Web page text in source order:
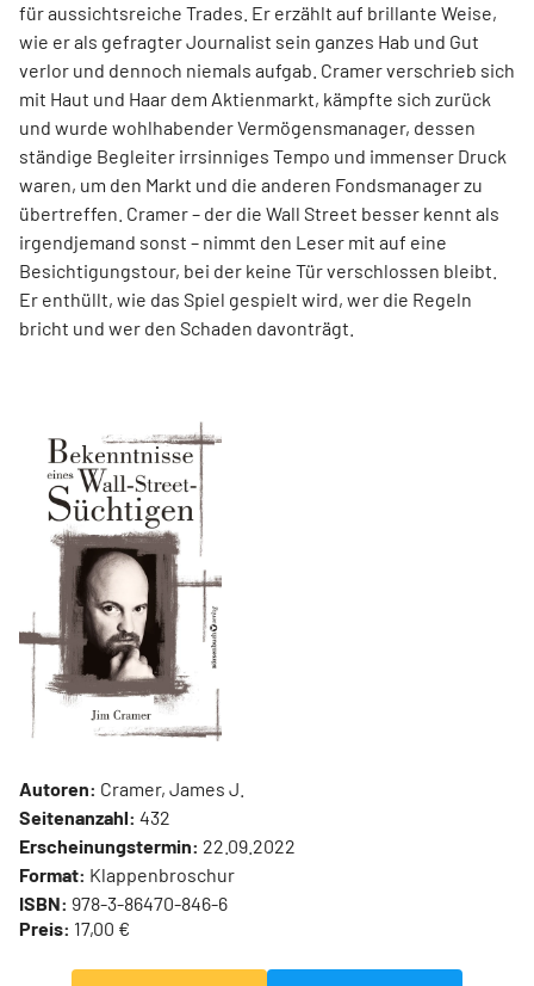
für aussichtsreiche Trades. Er erzählt auf brillante Weise,
wie er als gefragter Journalist sein ganzes Hab und Gut
verlor und dennoch niemals aufgab. Cramer verschrieb sich
mit Haut und Haar dem Aktienmarkt, kämpfte sich zurück
und wurde wohlhabender Vermögensmanager, dessen
ständige Begleiter irrsinniges Tempo und immenser Druck
waren, um den Markt und die anderen Fondsmanager zu
übertreffen. Cramer – der die Wall Street besser kennt als
irgendjemand sonst – nimmt den Leser mit auf eine
Besichtigungstour, bei der keine Tür verschlossen bleibt.
Er enthüllt, wie das Spiel gespielt wird, wer die Regeln
bricht und wer den Schaden davonträgt.
Autoren: Cramer, James J.
Seitenanzahl: 432
Erscheinungstermin: 22.09.2022
Format: Klappenbroschur
ISBN: 978-3-86470-846-6
Preis: 17,00 €